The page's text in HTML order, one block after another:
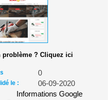
problème ? Cliquez ici
0
le :
06-09-2020
Informations Google